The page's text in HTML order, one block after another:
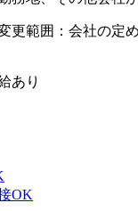
更範囲：会社の定
あり
OK